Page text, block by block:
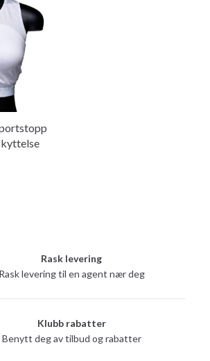
Rask levering
Rask levering til en agent nær deg
Klubb rabatter
Benytt deg av tilbud og rabatter